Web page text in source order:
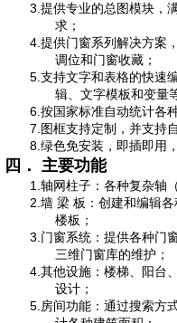
3.提供专业的总图模块，
求；
4.提供门窗系列解决方案
调位和门窗收藏；
5.支持文字和表格的快速
辑、文字模板和变量
6.按国家标准自动统计各
7.图框支持定制，并支持
8.绿色免安装，即插即用
四． 主要功能
1.轴网柱子：各种复杂轴
2.墙 梁 板：创建和编辑
楼板；
3.门窗系统：提供各种门
三维门窗库的维护；
4.其他设施：楼梯、阳台
设计；
5.房间功能：通过搜索方